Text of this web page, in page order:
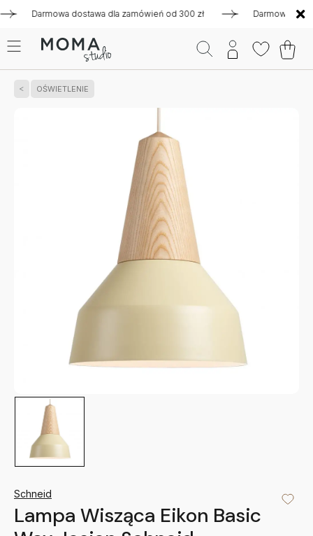
Darmowa dostawa dla zamówień od 300 zł Darmowa dostawa
OŚWIETLENIE
Schneid
Lampa Wisząca Eikon Basic